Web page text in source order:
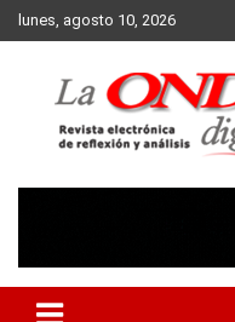
Skip
to
lunes, agosto 10, 2026